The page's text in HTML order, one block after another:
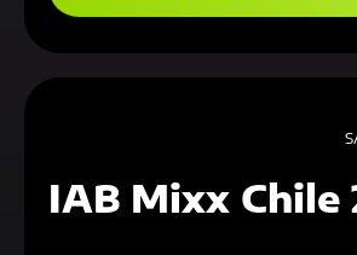
IAB Mixx Chile